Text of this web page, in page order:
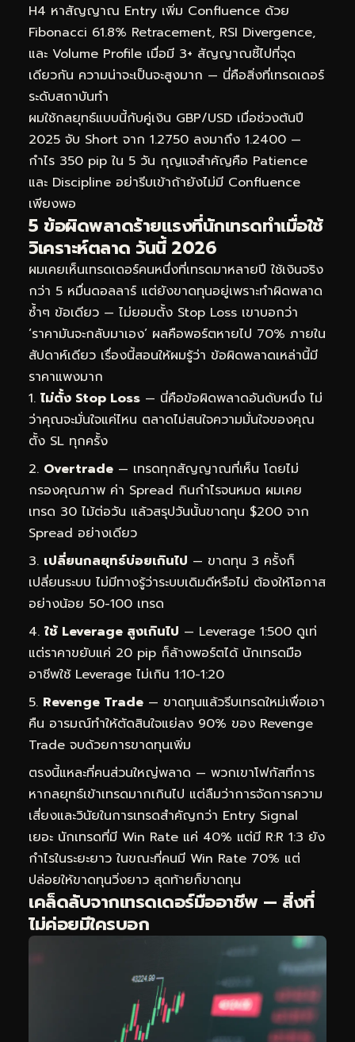
H4 หาสัญญาณ Entry เพิ่ม Confluence ด้วย
Fibonacci 61.8% Retracement, RSI Divergence,
และ Volume Profile เมื่อมี 3+ สัญญาณชี้ไปที่จุด
เดียวกัน ความน่าจะเป็นจะสูงมาก — นี่คือสิ่งที่เทรดเดอร์
ระดับสถาบันทำ
ผมใช้กลยุทธ์แบบนี้กับคู่เงิน GBP/USD เมื่อช่วงต้นปี
2025 จับ Short จาก 1.2750 ลงมาถึง 1.2400 —
กำไร 350 pip ใน 5 วัน กุญแจสำคัญคือ Patience
และ Discipline อย่ารีบเข้าถ้ายังไม่มี Confluence
เพียงพอ
5 ข้อผิดพลาดร้ายแรงที่นักเทรดทำเมื่อใช้
วิเคราะห์ตลาด วันนี้ 2026
ผมเคยเห็นเทรดเดอร์คนหนึ่งที่เทรดมาหลายปี ใช้เงินจริง
กว่า 5 หมื่นดอลลาร์ แต่ยังขาดทุนอยู่เพราะทำผิดพลาด
ซ้ำๆ ข้อเดียว — ไม่ยอมตั้ง Stop Loss เขาบอกว่า
‘ราคามันจะกลับมาเอง’ ผลคือพอร์ตหายไป 70% ภายใน
สัปดาห์เดียว เรื่องนี้สอนให้ผมรู้ว่า ข้อผิดพลาดเหล่านี้มี
ราคาแพงมาก
ไม่ตั้ง Stop Loss — นี่คือข้อผิดพลาดอันดับหนึ่ง ไม่
ว่าคุณจะมั่นใจแค่ไหน ตลาดไม่สนใจความมั่นใจของคุณ
ตั้ง SL ทุกครั้ง
Overtrade — เทรดทุกสัญญาณที่เห็น โดยไม่
กรองคุณภาพ ค่า Spread กินกำไรจนหมด ผมเคย
เทรด 30 ไม้ต่อวัน แล้วสรุปวันนั้นขาดทุน $200 จาก
Spread อย่างเดียว
เปลี่ยนกลยุทธ์บ่อยเกินไป — ขาดทุน 3 ครั้งก็
เปลี่ยนระบบ ไม่มีทางรู้ว่าระบบเดิมดีหรือไม่ ต้องให้โอกาส
อย่างน้อย 50-100 เทรด
ใช้ Leverage สูงเกินไป — Leverage 1:500 ดูเท่
แต่ราคาขยับแค่ 20 pip ก็ล้างพอร์ตได้ นักเทรดมือ
อาชีพใช้ Leverage ไม่เกิน 1:10-1:20
Revenge Trade — ขาดทุนแล้วรีบเทรดใหม่เพื่อเอา
คืน อารมณ์ทำให้ตัดสินใจแย่ลง 90% ของ Revenge
Trade จบด้วยการขาดทุนเพิ่ม
ตรงนี้แหละที่คนส่วนใหญ่พลาด — พวกเขาโฟกัสที่การ
หากลยุทธ์เข้าเทรดมากเกินไป แต่ลืมว่าการจัดการความ
เสี่ยงและวินัยในการเทรดสำคัญกว่า Entry Signal
เยอะ นักเทรดที่มี Win Rate แค่ 40% แต่มี R:R 1:3 ยัง
กำไรในระยะยาว ในขณะที่คนมี Win Rate 70% แต่
ปล่อยให้ขาดทุนวิ่งยาว สุดท้ายก็ขาดทุน
เคล็ดลับจากเทรดเดอร์มืออาชีพ — สิ่งที่
ไม่ค่อยมีใครบอก